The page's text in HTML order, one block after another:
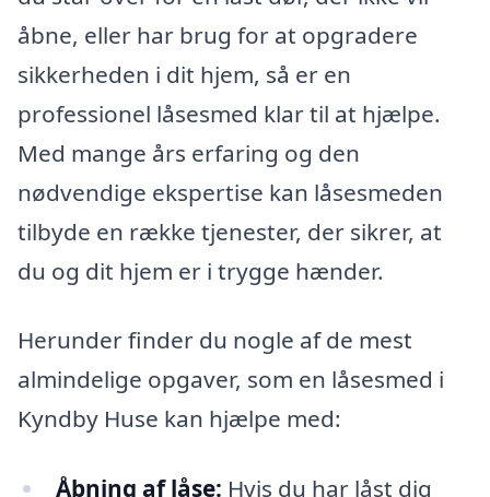
åbne, eller har brug for at opgradere
sikkerheden i dit hjem, så er en
professionel låsesmed klar til at hjælpe.
Med mange års erfaring og den
nødvendige ekspertise kan låsesmeden
tilbyde en række tjenester, der sikrer, at
du og dit hjem er i trygge hænder.
Herunder finder du nogle af de mest
almindelige opgaver, som en låsesmed i
Kyndby Huse kan hjælpe med:
Åbning af låse: Hvis du har låst dig